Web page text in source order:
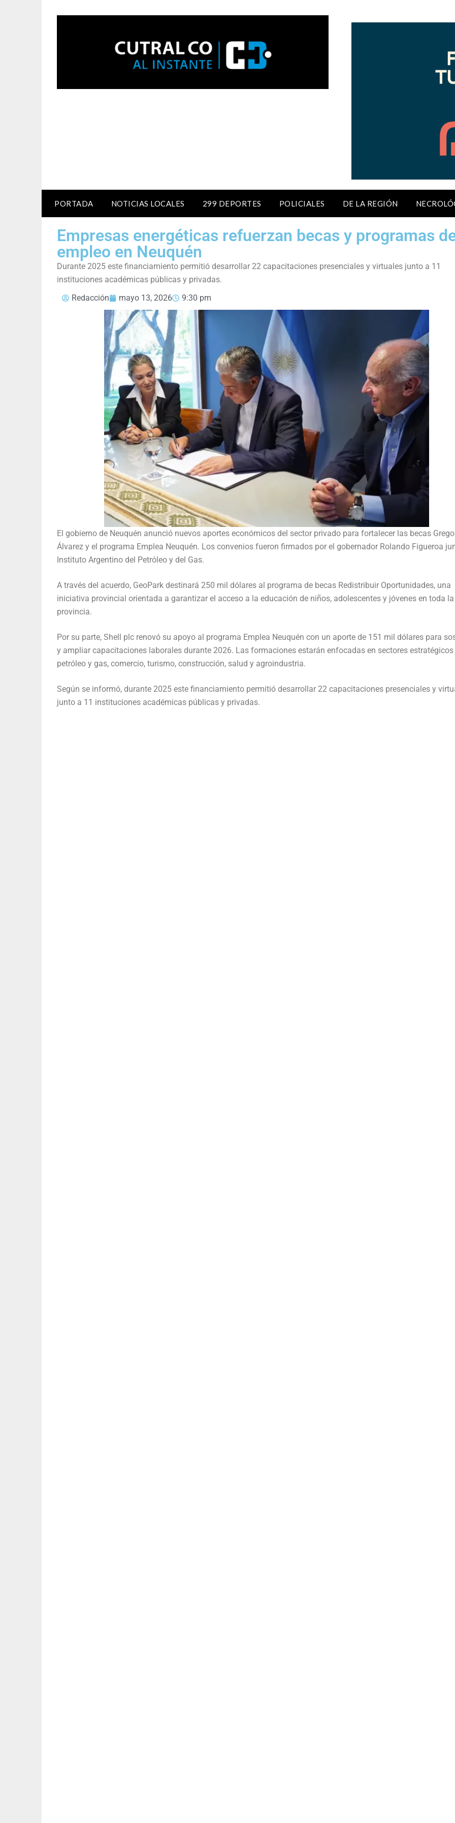
PORTADA NOTICIAS LOCALES 299 DEPORTES POLICIALES DE LA REGIÓN
Empresas energéticas refuerzan becas y programas
empleo en Neuquén
Durante 2025 este financiamiento permitió desarrollar 22 capacitaciones presenciales y virtuales junto a 11
instituciones académicas públicas y privadas.
Redacción
mayo 13, 2026 9:30 pm
El gobierno de Neuquén anunció nuevos aportes económicos del sector privado para fortalecer las becas
Álvarez y el programa Emplea Neuquén. Los convenios fueron firmados por el gobernador Rolando Figueroa
Instituto Argentino del Petróleo y del Gas.
A través del acuerdo, GeoPark destinará 250 mil dólares al programa de becas Redistribuir Oportunidades, una
iniciativa provincial orientada a garantizar el acceso a la educación de niños, adolescentes y jóvenes en toda la
provincia.
Por su parte, Shell plc renovó su apoyo al programa Emplea Neuquén con un aporte de 151 mil dólares para
y ampliar capacitaciones laborales durante 2026. Las formaciones estarán enfocadas en sectores
petróleo y gas, comercio, turismo, construcción, salud y agroindustria.
Según se informó, durante 2025 este financiamiento permitió desarrollar 22 capacitaciones presenciales y
junto a 11 instituciones académicas públicas y privadas.